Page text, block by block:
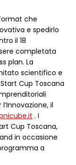
che
e spedirlo
il 18
completata
plan. La
scientifico e
Cup Toscana
il
. I
Cup Toscana,
in occasione
a